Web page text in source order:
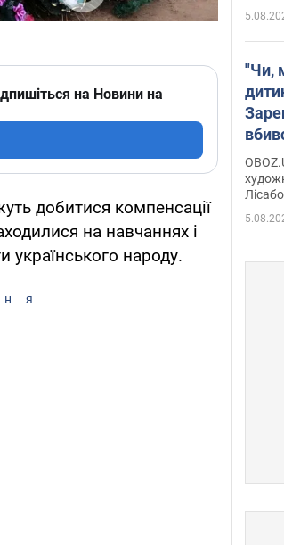
на Новини на
добитися компенсації
на навчаннях і
українського народу.
"Чи,
в